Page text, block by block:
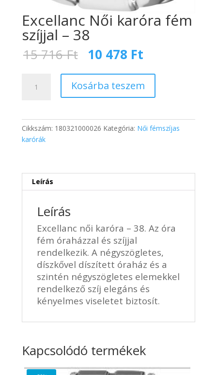
Excellanc Női karóra fém
szíjjal – 38
15 716Ft Original
price
was:
15
716 Ft.
10 478 Ft
is:
10
478 Ft.
szíjjal
-
Kosárba teszem
Cikkszám: 180321000026 Kategória: Női fémszíjas
karórák
Leírás
Leírás
Excellanc női karóra – 38. Az óra
fém óraházzal és szíjjal
rendelkezik. A négyszögletes,
díszkővel díszített óraház és a
szintén négyszögletes elemekkel
rendelkező szíj elegáns és
kényelmes viseletet biztosít.
Kapcsolódó termékek